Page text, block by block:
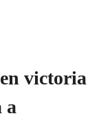
victoria
a